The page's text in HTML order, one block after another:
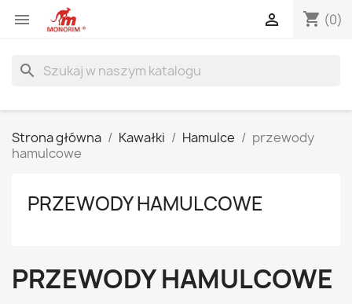
 shopping_cart (0)

search
Strona główna Kawałki Hamulce
przewody
hamulcowe
PRZEWODY HAMULCOWE
PRZEWODY HAMULCOWE